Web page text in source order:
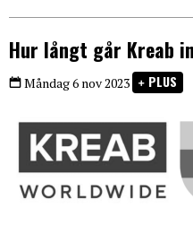
Hur långt går Kreab
Måndag 6 nov 2023 PLUS